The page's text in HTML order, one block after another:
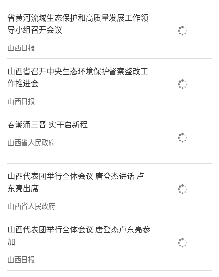
省黄河流域生态保护和高质量发展工作领
导小组召开会议
山西日报
山西省召开中央生态环境保护督察整改工
作推进会
山西日报
春潮涌三晋 实干启新程
山西省人民政府
山西代表团举行全体会议 唐登杰讲话 卢
东亮出席
山西省人民政府
山西代表团举行全体会议 唐登杰卢东亮参
加
山西日报